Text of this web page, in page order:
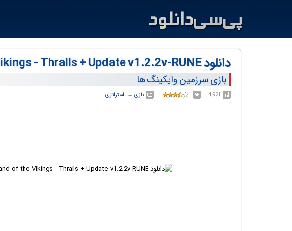
دانلود Land of the Vikings - Thralls + Update v1.2.2v-RUNE
بازی سرزمین وایکینگ ها
4,921 بازی ← ‏ استراتژی